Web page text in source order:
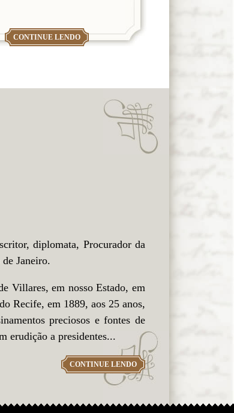
CONTINUE LENDO
diplomata, Procurador da
Janeiro.
Villares, em nosso Estado, em
Recife, em 1889, aos 25 anos,
preciosos e fontes de
erudição a presidentes...
CONTINUE LENDO